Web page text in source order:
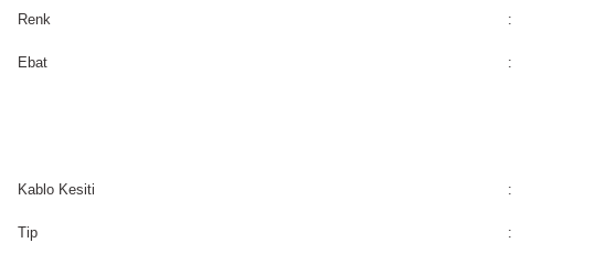
Renk :
Ebat :
Kablo Kesiti :
Tip :